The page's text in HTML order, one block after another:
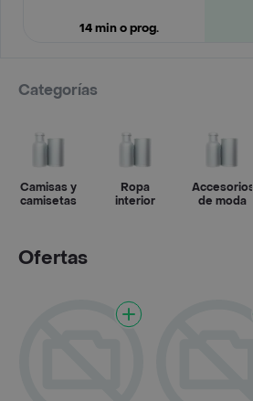
14 min o prog.
Categorías
Camisas y
camisetas
Ropa
interior
Accesorios
de moda
Ofertas